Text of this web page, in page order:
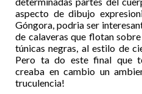
aspecto de dibujo
Góngora, podria ser
de calaveras que flotan
túnicas negras, al estilo de
Pero ta do este final que
creaba en cambio un
truculencia!